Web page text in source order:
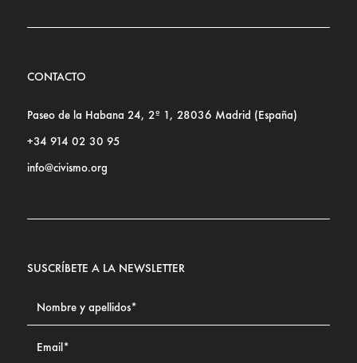
CONTACTO
Paseo de la Habana 24, 2º 1, 28036 Madrid (España)
+34 914 02 30 95
info@civismo.org
SUSCRÍBETE A LA NEWSLETTER